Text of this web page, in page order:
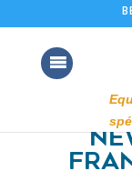
Newsletter RDS